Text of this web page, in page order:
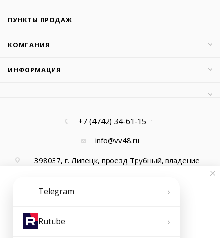
ПУНКТЫ ПРОДАЖ
КОМПАНИЯ
ИНФОРМАЦИЯ
+7 (4742) 34-61-15
info@vv48.ru
398037, г. Липецк, проезд Трубный, владение
Telegram ›
Rutube ›